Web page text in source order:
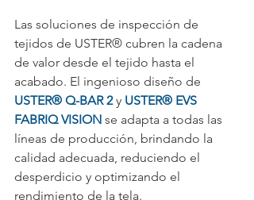
Las soluciones de inspección de
tejidos de USTER® cubren la cadena
de valor desde el tejido hasta el
acabado. El ingenioso diseño de
USTER® Q-BAR 2 y USTER® EVS
FABRIQ VISION se adapta a todas las
líneas de producción, brindando la
calidad adecuada, reduciendo el
desperdicio y optimizando el
rendimiento de la tela.